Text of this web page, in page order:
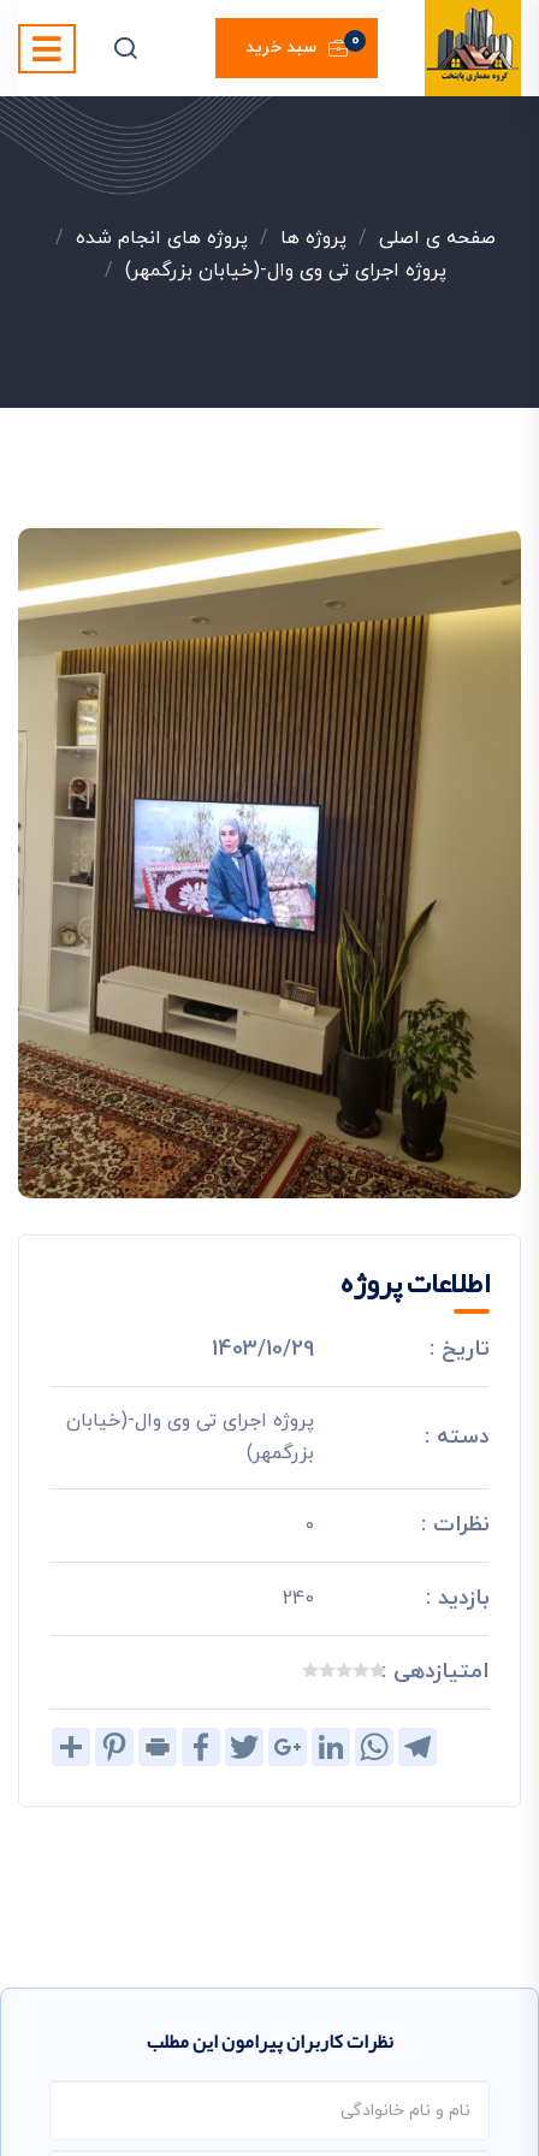
سبد خرید 0
صفحه ی اصلی / پروژه ها / پروژه های انجام شده /
پروژه اجرای تی وی وال-(خیابان بزرگمهر) /
اطلاعات پروژه
تاریخ : 1403/10/29
دسته :
پروژه اجرای تی وی وال-(خیابان
بزرگمهر)
نظرات : 0
بازدید : 240
امتیازدهی :
Share
PinterestPrint
FacebookTwitterGoogle+LinkedIn
WhatsAppTelegram
نظرات کاربران پیرامون این مطلب